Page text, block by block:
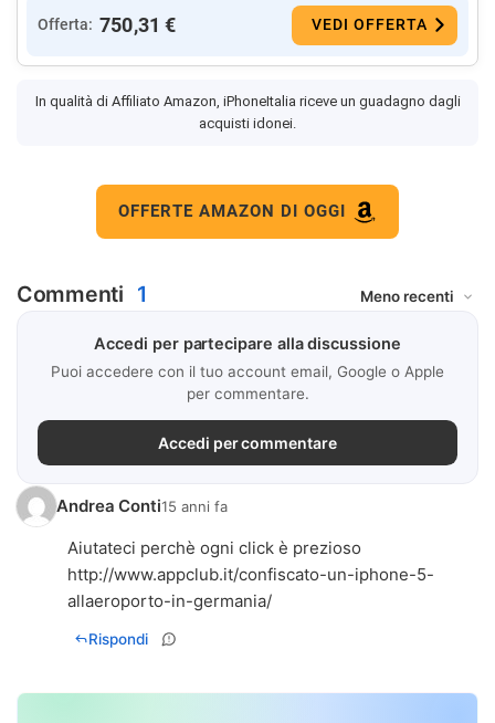
Offerta: 750,31 € VEDI OFFERTA
In qualità di Affiliato Amazon, iPhoneItalia riceve un guadagno dagli
acquisti idonei.
OFFERTE AMAZON DI OGGI
Commenti 1
Accedi per partecipare alla discussione
Puoi accedere con il tuo account email, Google o Apple
per commentare.
Accedi per commentare
Andrea Conti15 anni fa
Aiutateci perchè ogni click è prezioso
http://www.appclub.it/confiscato-un-iphone-5-
allaeroporto-in-germania/
Rispondi